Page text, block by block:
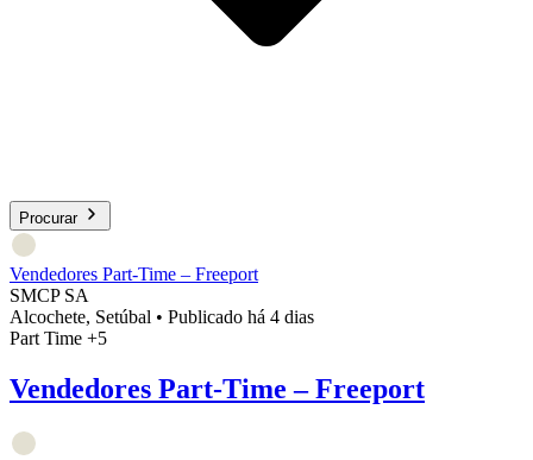
Procurar
Vendedores Part-Time – Freeport
SMCP SA
Alcochete, Setúbal • Publicado há 4 dias
Part Time +5
Vendedores Part-Time – Freeport